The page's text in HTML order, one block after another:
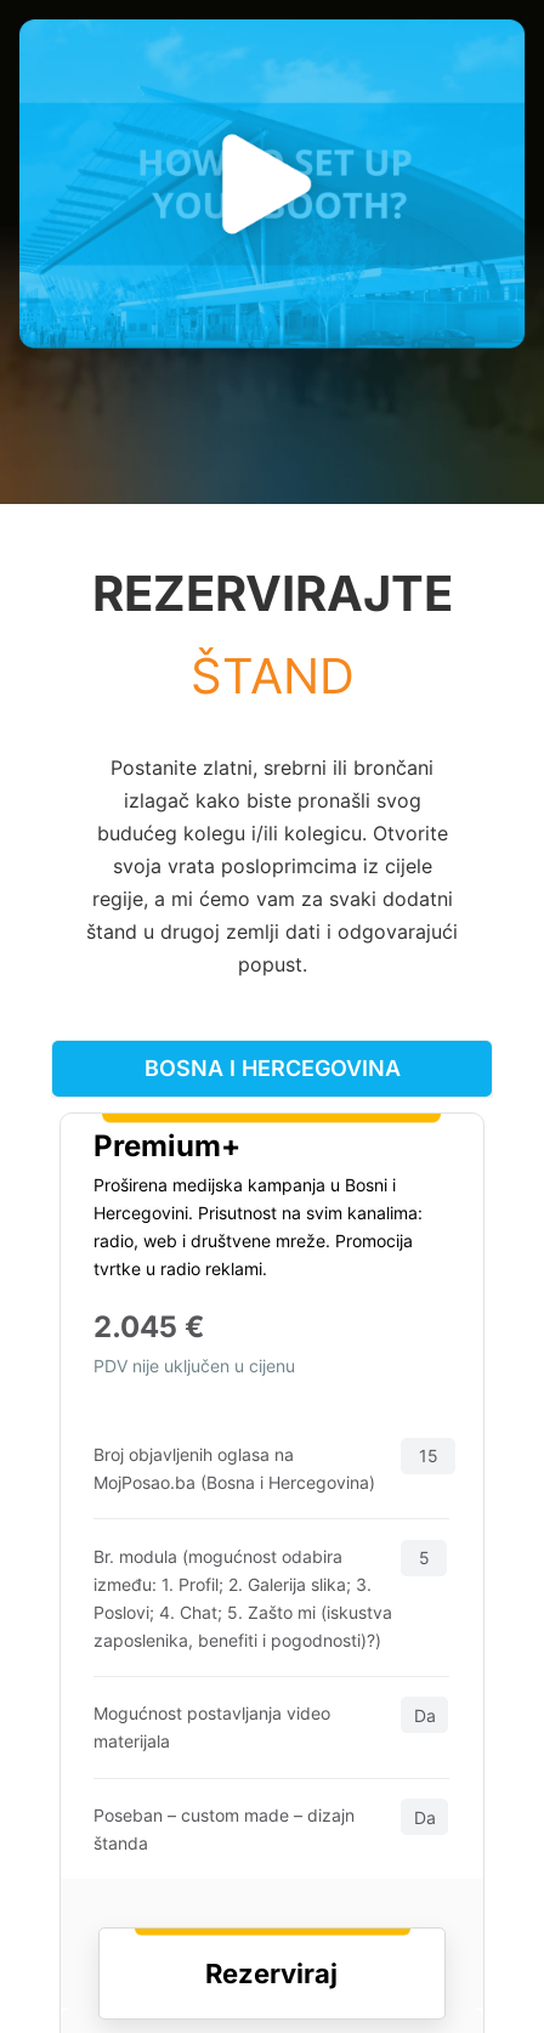
REZERVIRAJTE
ŠTAND
Postanite zlatni, srebrni ili brončani
izlagač kako biste pronašli svog
budućeg kolegu i/ili kolegicu. Otvorite
svoja vrata posloprimcima iz cijele
regije, a mi ćemo vam za svaki dodatni
štand u drugoj zemlji dati i odgovarajući
popust.
BOSNA I HERCEGOVINA
Premium+
Proširena medijska kampanja u Bosni i
Hercegovini. Prisutnost na svim kanalima:
radio, web i društvene mreže. Promocija
tvrtke u radio reklami.
2.045 €
PDV nije uključen u cijenu
Broj objavljenih oglasa na
MojPosao.ba (Bosna i Hercegovina)
15
Br. modula (mogućnost odabira
između: 1. Profil; 2. Galerija slika; 3.
Poslovi; 4. Chat; 5. Zašto mi (iskustva
zaposlenika, benefiti i pogodnosti)?)
5
Mogućnost postavljanja video
materijala
Da
Poseban – custom made – dizajn
štanda
Da
Rezerviraj